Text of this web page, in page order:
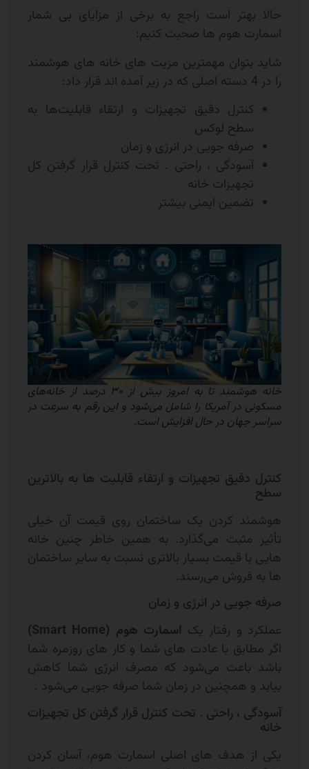
حالا بهتر است راجع به برخی از مزایای بی شمار
اسمارت هوم ها صحبت کنیم:
شاید بتوان مهمترین مزیت های خانه های هوشمند
را در 4 دسته اصلی که در زیر آمده اند قرار داد:
کنترل دقیق تجهیزات و ارتقاء قابلیت‌ها به
سطح لوکس
صرفه جویی در انرژی و زمان
آسودگی ، راحتی . تحت کنترل قرار گرفتن کل
تجهیزات خانه
تضمین ایمنی بیشتر
خانه هوشمند تا به امروز بیش از ۳۰ درصد از خانه‌های
مسکونی در آمریکا را شامل می‌شود و این رقم به سرعت در
سراسر جهان در حال افزایش است.
کنترل دقیق تجهیزات و ارتقاء قابلیت ها به بالاترین
سطح
هوشمند کردن یک ساختمان روی قیمت آن خیلی
تأثیر مثبت می‌گذارد. به همین خاطر چنین خانه
هایی با قیمت بسیار بالاتری نسبت به سایر ساختمان
ها به فروش می‌رسند.
صرفه جویی در انرژی و زمان
عملکرد و رفتار یک اسمارت هوم (Smart Home)
اگر مطابق با عادت های شما و کار های روزمره شما
باشد باعث می‌شود که مصرف انرژی شما کاهش
بیابد و همچنین در زمان شما صرفه جویی می‌شود .
آسودگی ، راحتی . تحت کنترل قرار گرفتن کل تجهیزات
خانه
یکی از هدف های اصلی اسمارت هوم، آسان کردن